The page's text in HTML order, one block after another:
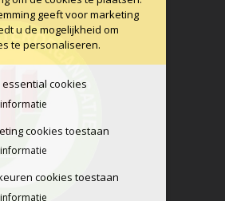
geeft voor marketing
u de mogelijkheid om
te personaliseren.
essential cookies
cookies toestaan
cookies toestaan